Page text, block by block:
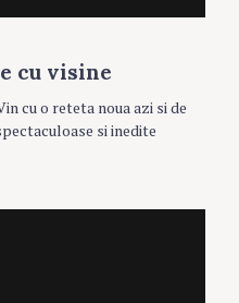
cu visine
cu o reteta noua azi si de
si inedite